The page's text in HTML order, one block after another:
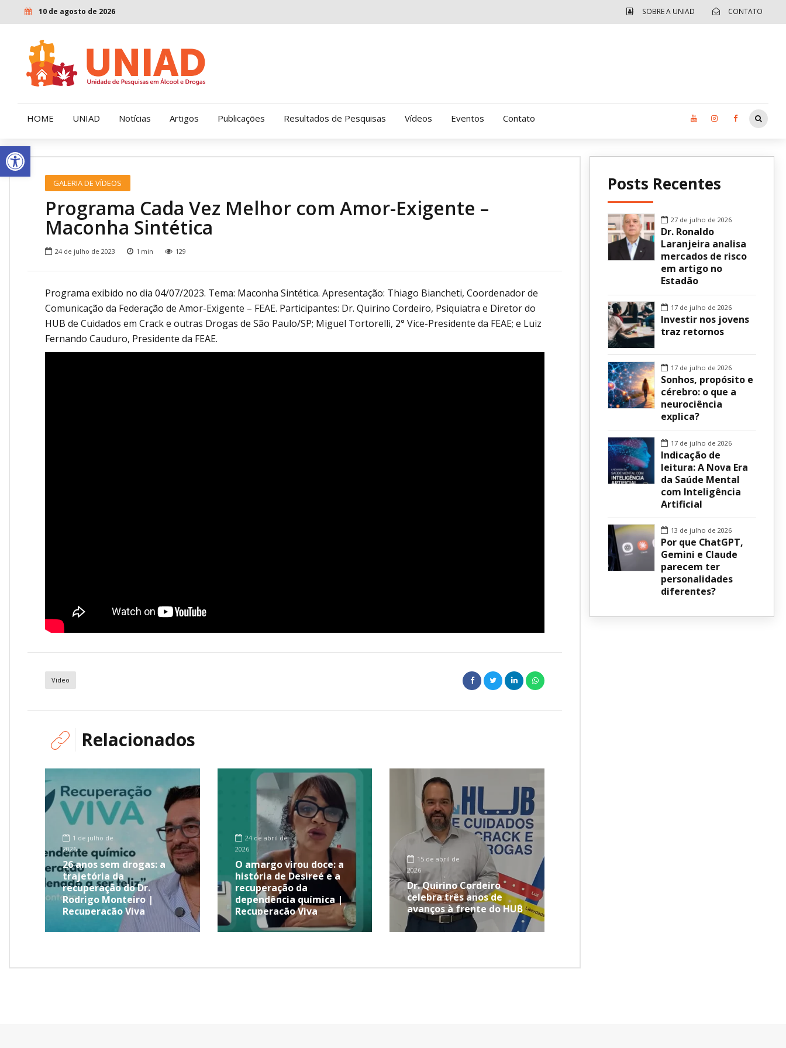
Open toolbar
10 de agosto de 2026 SOBRE A UNIAD CONTATO
HOME UNIAD
Nossa História
Nossa Missão e Valores
Ronaldo Laranjeira recebe prêmio ISAJE
Griffith Edwards
Amor-Exigente Independência Jovem – FOLIA
Revista UNIAD
Notícias Artigos Publicações Resultados de Pesquisas Vídeos Eventos Contato
GALERIA DE VÍDEOS
Programa Cada Vez Melhor com Amor-Exigente –
Maconha Sintética
24 de julho de 2023 1 min 129
Programa exibido no dia 04/07/2023. Tema: Maconha Sintética. Apresentação: Thiago Biancheti, Coordenador de
Comunicação da Federação de Amor-Exigente – FEAE. Participantes: Dr. Quirino Cordeiro, Psiquiatra e Diretor do
HUB de Cuidados em Crack e outras Drogas de São Paulo/SP; Miguel Tortorelli, 2° Vice-Presidente da FEAE; e Luiz
Fernando Cauduro, Presidente da FEAE.
Video
Relacionados
1 de julho de
2026
26 anos sem drogas: a
trajetória da
recuperação do Dr.
Rodrigo Monteiro |
Recuperação Viva
24 de abril de
2026
O amargo virou doce: a
história de Desireé e a
recuperação da
dependência química |
Recuperação Viva
15 de abril de
2026
Dr. Quirino Cordeiro
celebra três anos de
avanços à frente do HUB
Posts Recentes
27 de julho de 2026
Dr. Ronaldo
Laranjeira analisa
mercados de risco
em artigo no
Estadão
17 de julho de 2026
Investir nos jovens
traz retornos
17 de julho de 2026
Sonhos, propósito e
cérebro: o que a
neurociência
explica?
17 de julho de 2026
Indicação de
leitura: A Nova Era
da Saúde Mental
com Inteligência
Artificial
13 de julho de 2026
Por que ChatGPT,
Gemini e Claude
parecem ter
personalidades
diferentes?